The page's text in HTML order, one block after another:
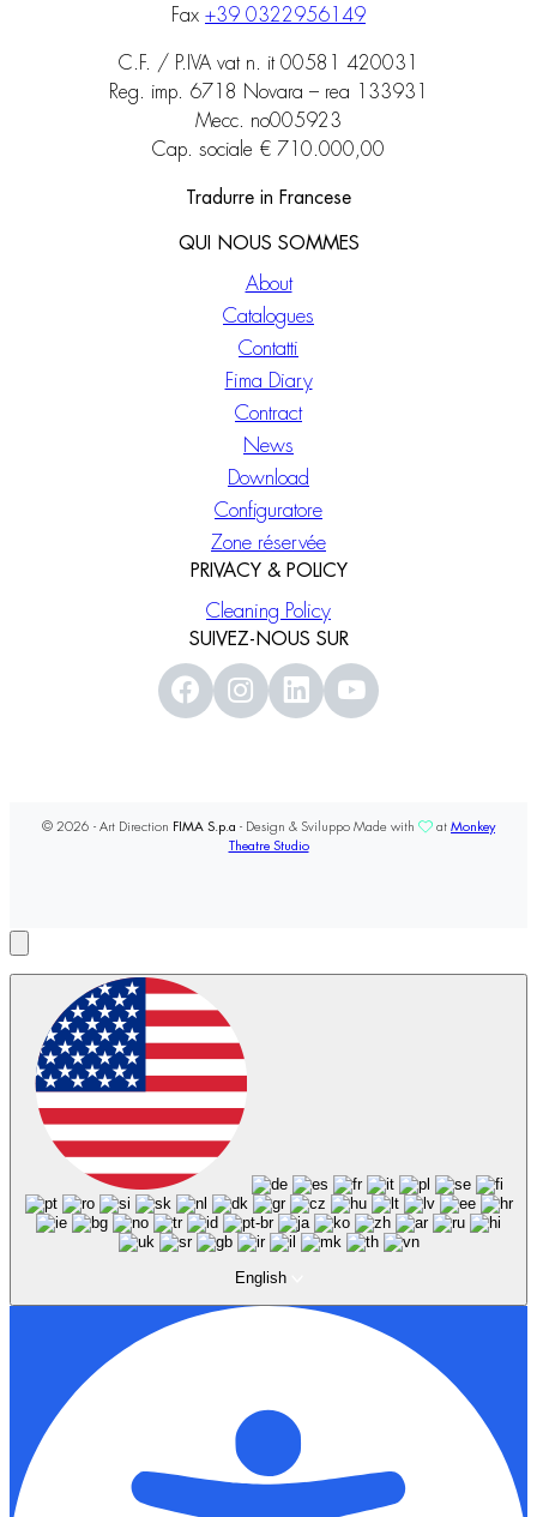
Fax +39 0322956149
C.F. / P.IVA vat n. it 00581 420031
Reg. imp. 6718 Novara – rea 133931
Mecc. no005923
Cap. sociale € 710.000,00
Tradurre in Francese
QUI NOUS SOMMES
About
Catalogues
Contatti
Fima Diary
Contract
News
Download
Configuratore
Zone réservée
PRIVACY & POLICY
Cleaning Policy
SUIVEZ-NOUS SUR
© 2026 - Art Direction FIMA S.p.a - Design & Sviluppo Made with at Monkey
Theatre Studio
English